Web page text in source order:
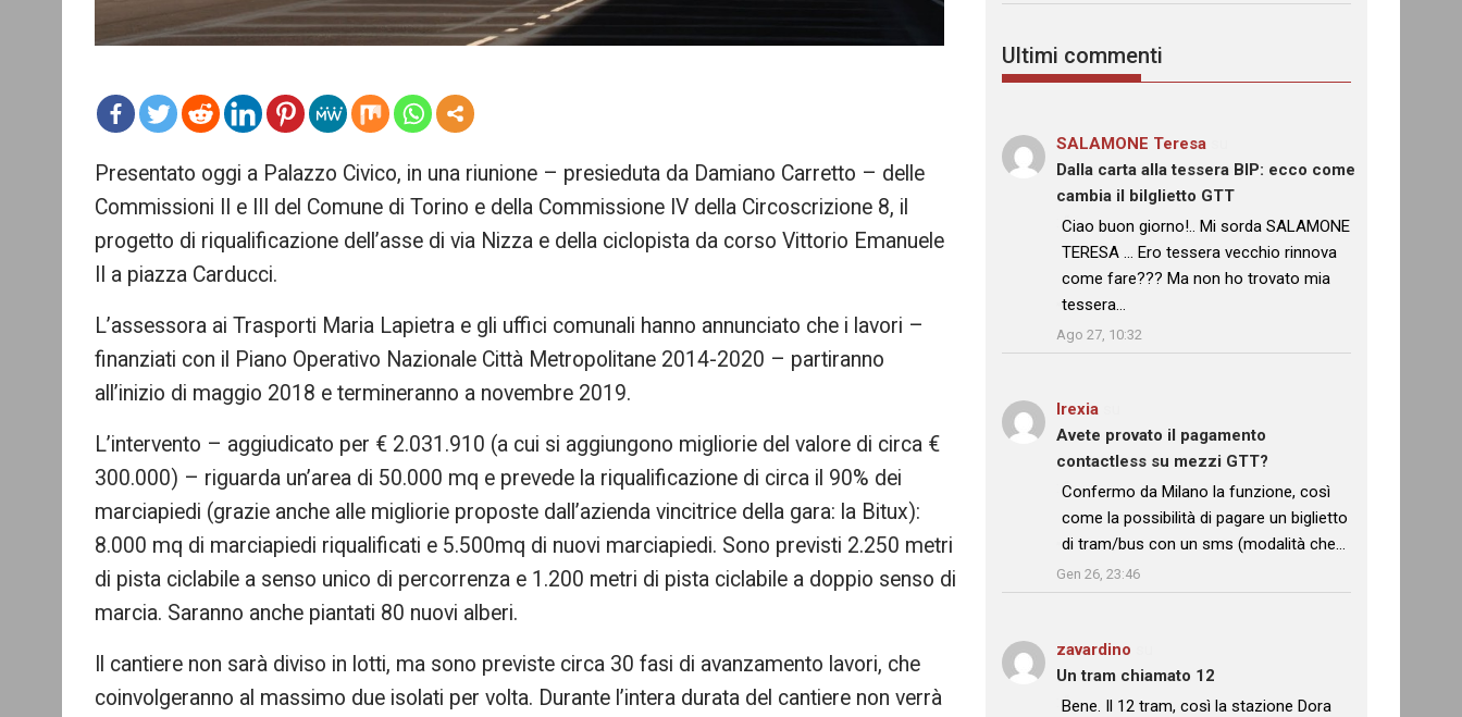
re
Presentato oggi a Palazzo Civico, in una riunione – presieduta da Damiano Carretto – delle
Commissioni II e III del Comune di Torino e della Commissione IV della Circoscrizione 8, il
progetto di riqualificazione dell’asse di via Nizza e della ciclopista da corso Vittorio Emanuele
II a piazza Carducci.
L’assessora ai Trasporti Maria Lapietra e gli uffici comunali hanno annunciato che i lavori –
finanziati con il Piano Operativo Nazionale Città Metropolitane 2014-2020 – partiranno
all’inizio di maggio 2018 e termineranno a novembre 2019.
L’intervento – aggiudicato per € 2.031.910 (a cui si aggiungono migliorie del valore di circa €
300.000) – riguarda un’area di 50.000 mq e prevede la riqualificazione di circa il 90% dei
marciapiedi (grazie anche alle migliorie proposte dall’azienda vincitrice della gara: la Bitux):
8.000 mq di marciapiedi riqualificati e 5.500mq di nuovi marciapiedi. Sono previsti 2.250 metri
di pista ciclabile a senso unico di percorrenza e 1.200 metri di pista ciclabile a doppio senso di
marcia. Saranno anche piantati 80 nuovi alberi.
Il cantiere non sarà diviso in lotti, ma sono previste circa 30 fasi di avanzamento lavori, che
coinvolgeranno al massimo due isolati per volta. Durante l’intera durata del cantiere non verrà
Ultimi commenti
SALAMONE Teresa
Dalla carta alla tessera BIP: ecco come
cambia il bilglietto GTT
: “
Ciao buon giorno!.. Mi sorda SALAMONE
TERESA … Ero tessera vecchio rinnova
come fare??? Ma non ho trovato mia
tessera…
Ago 27, 10:32
Irexia
Avete provato il pagamento
contactless su mezzi GTT?
: “
Confermo da Milano la funzione, così
come la possibilità di pagare un biglietto
di tram/bus con un sms (modalità che…
Gen 26, 23:46
zavardino
Un tram chiamato 12
: “
Bene. Il 12 tram, così la stazione Dora